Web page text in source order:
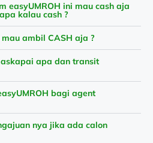
easyUMROH ini mau cash aja
kalau cash ?
ambil CASH aja ?
apa dan transit
bagi agent
nya jika ada calon